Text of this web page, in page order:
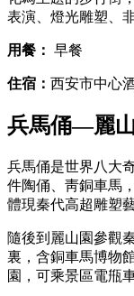
表演、燈光雕塑、
用餐： 早餐
住宿： 西安市中心
兵馬俑—麗
兵馬俑是世界八大
件陶俑、靑銅車馬
體現秦代高超雕塑藝
隨後到麗山園參觀
裏，含銅車馬博物
園，可乘景區電甁